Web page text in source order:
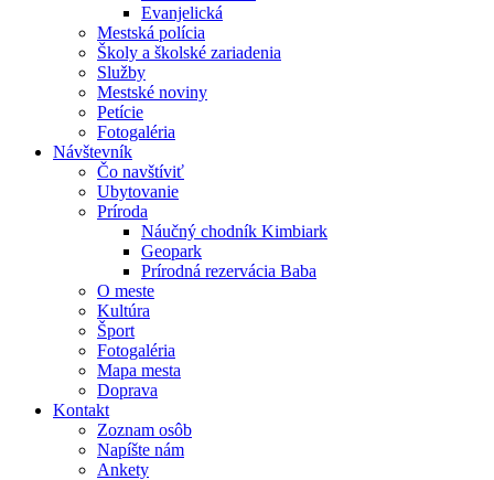
Evanjelická
Mestská polícia
Školy a školské zariadenia
Služby
Mestské noviny
Petície
Fotogaléria
Návštevník
Čo navštíviť
Ubytovanie
Príroda
Náučný chodník Kimbiark
Geopark
Prírodná rezervácia Baba
O meste
Kultúra
Šport
Fotogaléria
Mapa mesta
Doprava
Kontakt
Zoznam osôb
Napíšte nám
Ankety